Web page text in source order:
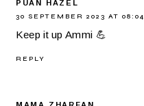
PUAN HAZEL
30 SEPTEMBER 2023 AT 08:04
Keep it up Ammi 💪
REPLY